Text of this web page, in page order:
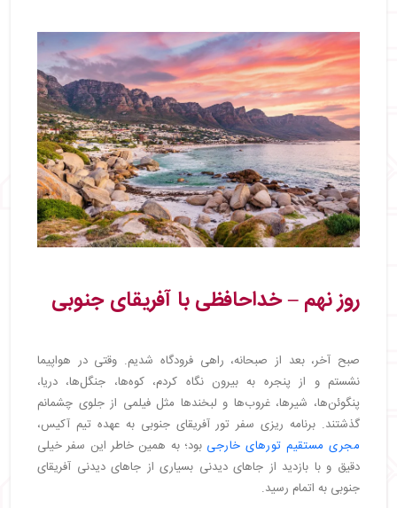
روز نهم – خداحافظی با آفریقای جنوبی
صبح آخر، بعد از صبحانه، راهی فرودگاه شدیم. وقتی در هواپیما
نشستم و از پنجره به بیرون نگاه کردم، کوه‌ها، جنگل‌ها، دریا،
پنگوئن‌ها، شیرها، غروب‌ها و لبخندها مثل فیلمی از جلوی چشمانم
گذشتند. برنامه ریزی سفر تور آفریقای جنوبی به عهده تیم آکیس،
مجری مستقیم تورهای خارجی بود؛ به همین خاطر این سفر خیلی
دقیق و با بازدید از جاهای دیدنی بسیاری از جاهای دیدنی آفریقای
جنوبی به اتمام رسید.